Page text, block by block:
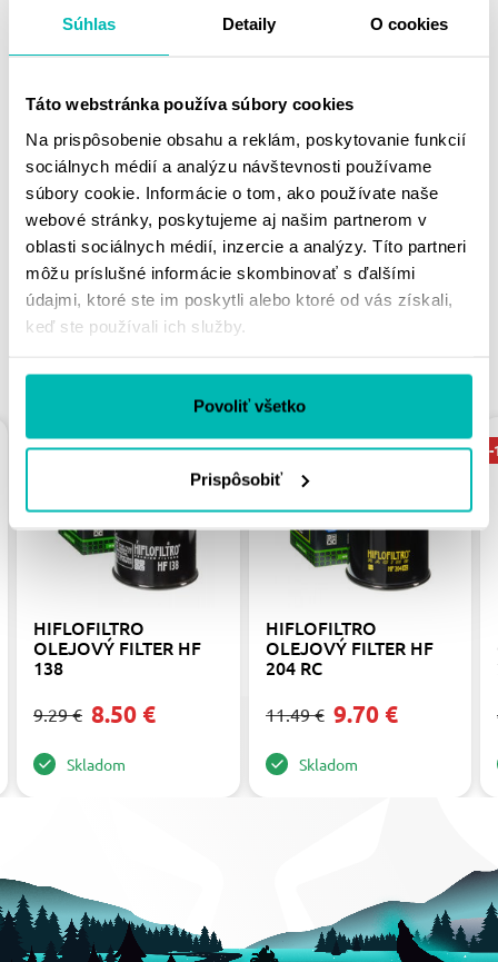
Súhlas Detaily O cookies
Táto webstránka používa súbory cookies
Na prispôsobenie obsahu a reklám, poskytovanie funkcií
sociálnych médií a analýzu návštevnosti používame
súbory cookie. Informácie o tom, ako používate naše
webové stránky, poskytujeme aj našim partnerom v
oblasti sociálnych médií, inzercie a analýzy. Títo partneri
môžu príslušné informácie skombinovať s ďalšími
údajmi, ktoré ste im poskytli alebo ktoré od vás získali,
keď ste používali ich služby.
Povoliť všetko
Prispôsobiť
olejový filtr - schválení TÜV
MOHLO BY SA VÁM
PÁČIŤ
PODOBNÉ PRODUKTY
-8%
HIFLOFILTRO
OLEJOVÝ FILTER HF
138
9.29 € 8.50 €
Skladom
-16%
HIFLOFILTRO
OLEJOVÝ FILTER HF
204 RC
11.49 € 9.70 €
Skladom
-